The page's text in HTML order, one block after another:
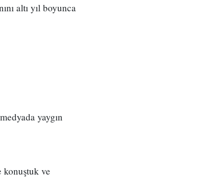
altı yıl boyunca
yaygın
konuştuk ve